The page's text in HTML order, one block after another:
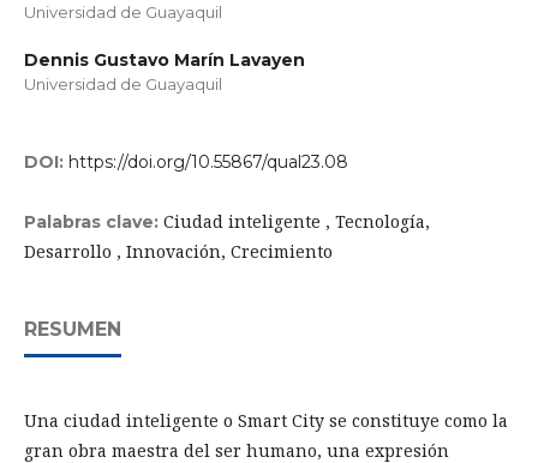
Universidad de Guayaquil
Dennis Gustavo Marín Lavayen
Universidad de Guayaquil
DOI: https://doi.org/10.55867/qual23.08
Palabras clave: Ciudad inteligente , Tecnología,
Desarrollo , Innovación, Crecimiento
RESUMEN
Una ciudad inteligente o Smart City se constituye como la
gran obra maestra del ser humano, una expresión